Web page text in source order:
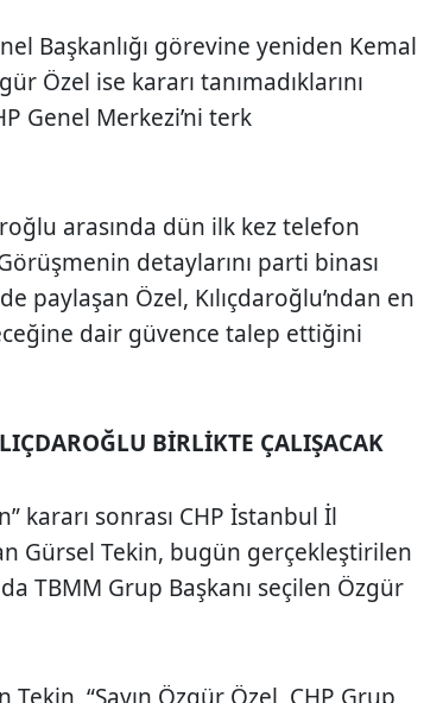
Başkanlığı görevine yeniden Kemal
Özel ise kararı tanımadıklarını
Genel Merkezi’ni terk
arasında dün ilk kez telefon
detaylarını parti binası
paylaşan Özel, Kılıçdaroğlu’ndan en
dair güvence talep ettiğini
BİRLİKTE ÇALIŞACAK
kararı sonrası CHP İstanbul İl
Gürsel Tekin, bugün gerçekleştirilen
TBMM Grup Başkanı seçilen Özgür